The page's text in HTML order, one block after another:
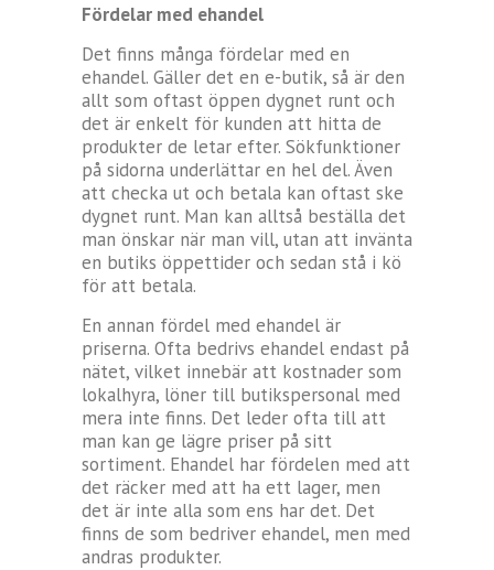
Fördelar med ehandel
Det finns många fördelar med en
ehandel. Gäller det en e-butik, så är den
allt som oftast öppen dygnet runt och
det är enkelt för kunden att hitta de
produkter de letar efter. Sökfunktioner
på sidorna underlättar en hel del. Även
att checka ut och betala kan oftast ske
dygnet runt. Man kan alltså beställa det
man önskar när man vill, utan att invänta
en butiks öppettider och sedan stå i kö
för att betala.
En annan fördel med ehandel är
priserna. Ofta bedrivs ehandel endast på
nätet, vilket innebär att kostnader som
lokalhyra, löner till butikspersonal med
mera inte finns. Det leder ofta till att
man kan ge lägre priser på sitt
sortiment. Ehandel har fördelen med att
det räcker med att ha ett lager, men
det är inte alla som ens har det. Det
finns de som bedriver ehandel, men med
andras produkter.